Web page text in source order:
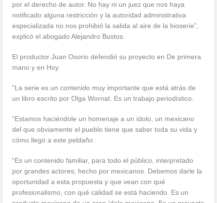
por el derecho de autor. No hay ni un juez que nos haya
notificado alguna restricción y la autoridad administrativa
especializada no nos prohibió la salida al aire de la bioserie”,
explicó el abogado Alejandro Bustos.
El productor Juan Osorio defendió su proyecto en De primera
mano y en Hoy.
“La serie es un contenido muy importante que está atrás de
un libro escrito por Olga Wornat. Es un trabajo periodístico.
“Estamos haciéndole un homenaje a un ídolo, un mexicano
del que obviamente el pueblo tiene que saber toda su vida y
cómo llegó a este peldaño .
“Es un contenido familiar, para todo el público, interpretado
por grandes actores; hecho por mexicanos. Debemos darle la
oportunidad a esta propuesta y que vean con qué
profesionalismo, con qué calidad se está haciendo. Es un